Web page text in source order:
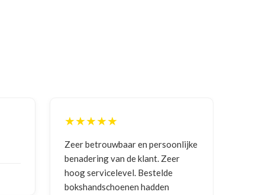
★★★★★
Zeer betrouwbaar en persoonlijke
benadering van de klant. Zeer
hoog servicelevel. Bestelde
bokshandschoenen hadden